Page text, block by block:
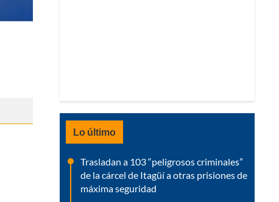
Lo último
Trasladan a 103 “peligrosos criminales”
de la cárcel de Itagüí a otras prisiones de
máxima seguridad